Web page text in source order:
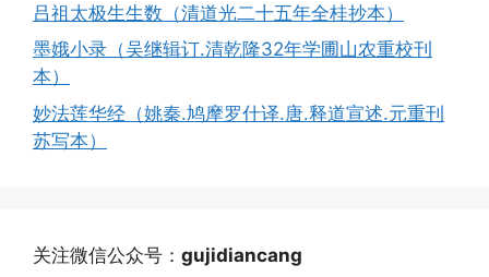
吕祖太极生生数（清道光二十五年全桂抄本）
墨娥小录（吴继辑订.清乾隆32年学圃山农重校刊
本）
妙法莲华经（姚秦.鸠摩罗什译.唐.释道宣述.元重刊
苏写本）
关注微信公众号： gujidiancang